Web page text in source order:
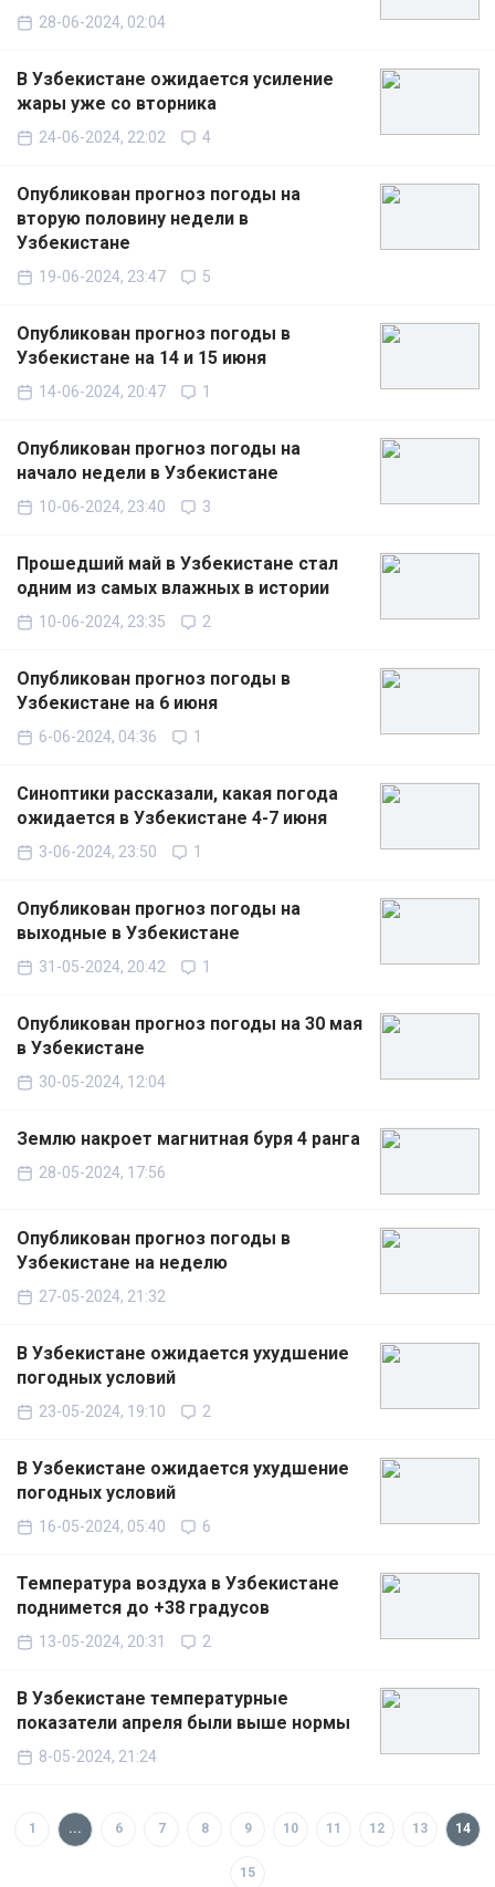
28-06-2024, 02:04
В Узбекистане ожидается усиление
жары уже со вторника
24-06-2024, 22:02 4
Опубликован прогноз погоды на
вторую половину недели в
Узбекистане
19-06-2024, 23:47 5
Опубликован прогноз погоды в
Узбекистане на 14 и 15 июня
14-06-2024, 20:47 1
Опубликован прогноз погоды на
начало недели в Узбекистане
10-06-2024, 23:40 3
Прошедший май в Узбекистане стал
одним из самых влажных в истории
10-06-2024, 23:35 2
Опубликован прогноз погоды в
Узбекистане на 6 июня
6-06-2024, 04:36 1
Синоптики рассказали, какая погода
ожидается в Узбекистане 4-7 июня
3-06-2024, 23:50 1
Опубликован прогноз погоды на
выходные в Узбекистане
31-05-2024, 20:42 1
Опубликован прогноз погоды на 30 мая
в Узбекистане
30-05-2024, 12:04
Землю накроет магнитная буря 4 ранга
28-05-2024, 17:56
Опубликован прогноз погоды в
Узбекистане на неделю
27-05-2024, 21:32
В Узбекистане ожидается ухудшение
погодных условий
23-05-2024, 19:10 2
В Узбекистане ожидается ухудшение
погодных условий
16-05-2024, 05:40 6
Температура воздуха в Узбекистане
поднимется до +38 градусов
13-05-2024, 20:31 2
В Узбекистане температурные
показатели апреля были выше нормы
8-05-2024, 21:24
1 ... 6 7 8 9 10 11 12 13 14
15